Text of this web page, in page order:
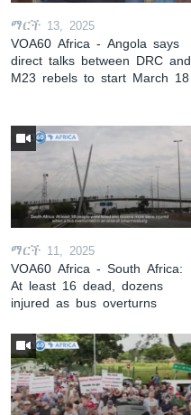
ማርች 13, 2025
VOA60 Africa - Angola says
direct talks between DRC and
M23 rebels to start March 18
ማርች 11, 2025
VOA60 Africa - South Africa:
At least 16 dead, dozens
injured as bus overturns